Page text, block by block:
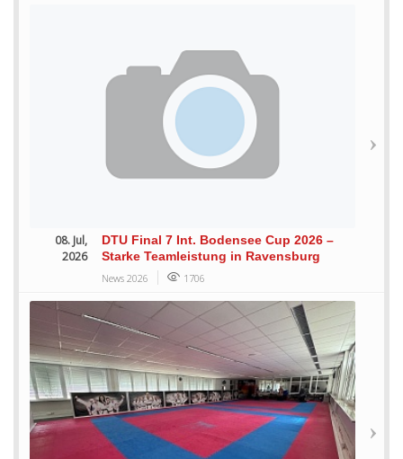
08. Jul,
2026
DTU Final 7 Int. Bodensee Cup 2026 –
Starke Teamleistung in Ravensburg
News 2026 1706